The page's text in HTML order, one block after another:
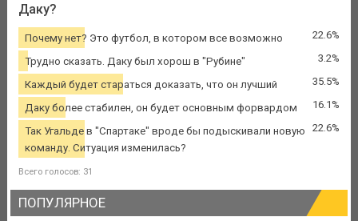
Даку?
Почему нет? Это футбол, в котором все возможно 22.6%
Трудно сказать. Даку был хорош в "Рубине" 3.2%
Каждый будет стараться доказать, что он лучший 35.5%
Даку более стабилен, он будет основным форвардом 16.1%
Так Угальде в "Спартаке" вроде бы подыскивали новую
команду. Ситуация изменилась?
22.6%
Всего голосов: 31
ПОПУЛЯРНОЕ